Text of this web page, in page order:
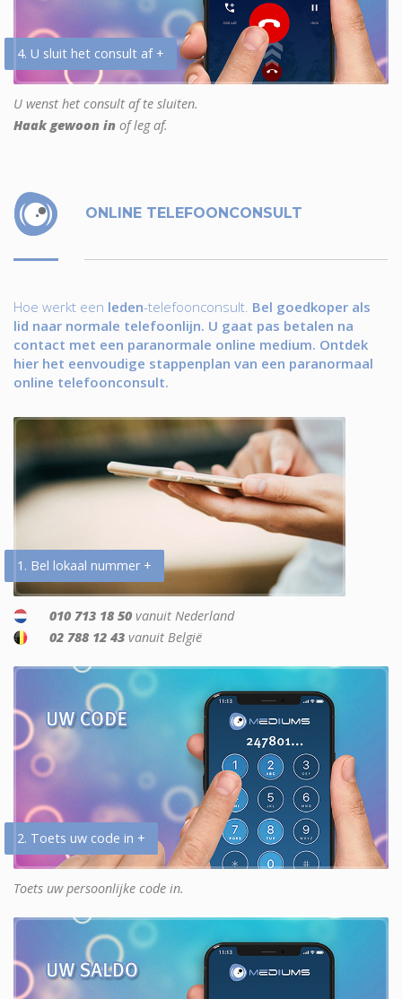
4. U sluit het consult af +
U wenst het consult af te sluiten.
Haak gewoon in of leg af.
ONLINE TELEFOONCONSULT
Hoe werkt een leden-telefoonconsult. Bel goedkoper als
lid naar normale telefoonlijn. U gaat pas betalen na
contact met een paranormale online medium. Ontdek
hier het eenvoudige stappenplan van een paranormaal
online telefoonconsult.
1. Bel lokaal nummer +
010 713 18 50 vanuit Nederland
02 788 12 43 vanuit België
2. Toets uw code in +
Toets uw persoonlijke code in.